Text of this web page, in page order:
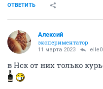
ОТВЕТИТЬ
Алексий
экспериментатор
11 марта 2023
в Нск от них только